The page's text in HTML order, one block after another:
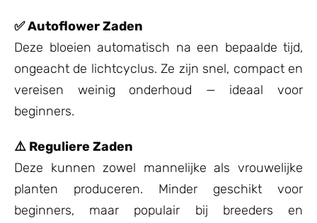
✅ Autoflower Zaden
Deze bloeien automatisch na een bepaalde tijd,
ongeacht de lichtcyclus. Ze zijn snel, compact en
vereisen weinig onderhoud — ideaal voor
beginners.
⚠️ Reguliere Zaden
Deze kunnen zowel mannelijke als vrouwelijke
planten produceren. Minder geschikt voor
beginners, maar populair bij breeders en